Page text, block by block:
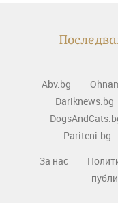
Abv.bg
Dariknews.bg
Pariteni.bg
За нас